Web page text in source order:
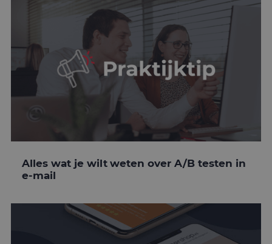
Alles wat je wilt weten over A/B testen in
e-mail